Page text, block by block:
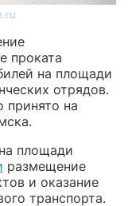
проката
на площади
отрядов.
на
площади
размещение
и оказание
транспорта.